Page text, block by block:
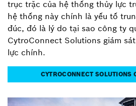
trục trặc của hệ thống thủy lực
hệ thống này chính là yếu tố
đúc, đó là lý do tại sao công ty
CytroConnect Solutions giám
lực chính.
CYTROCONNECT SOLUTIONS